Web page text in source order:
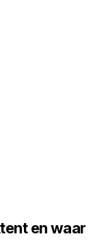
en waar